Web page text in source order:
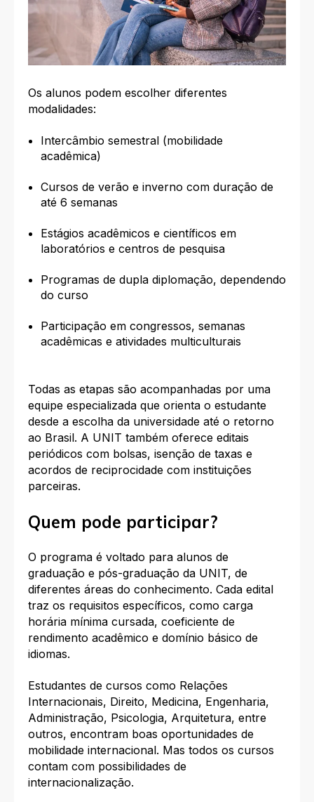
Os alunos podem escolher diferentes
modalidades:
Intercâmbio semestral (mobilidade
acadêmica)
Cursos de verão e inverno com duração de
até 6 semanas
Estágios acadêmicos e científicos em
laboratórios e centros de pesquisa
Programas de dupla diplomação, dependendo
do curso
Participação em congressos, semanas
acadêmicas e atividades multiculturais
Todas as etapas são acompanhadas por uma
equipe especializada que orienta o estudante
desde a escolha da universidade até o retorno
ao Brasil. A UNIT também oferece editais
periódicos com bolsas, isenção de taxas e
acordos de reciprocidade com instituições
parceiras.
Quem pode participar?
O programa é voltado para alunos de
graduação e pós-graduação da UNIT, de
diferentes áreas do conhecimento. Cada edital
traz os requisitos específicos, como carga
horária mínima cursada, coeficiente de
rendimento acadêmico e domínio básico de
idiomas.
Estudantes de cursos como Relações
Internacionais, Direito, Medicina, Engenharia,
Administração, Psicologia, Arquitetura, entre
outros, encontram boas oportunidades de
mobilidade internacional. Mas todos os cursos
contam com possibilidades de
internacionalização.